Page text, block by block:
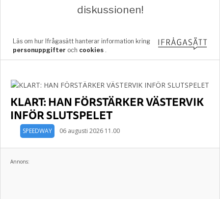
KLART: HAN FÖRSTÄRKER VÄSTERVIK
INFÖR SLUTSPELET
SPEEDWAY 06 augusti 2026 11.00
Annons: